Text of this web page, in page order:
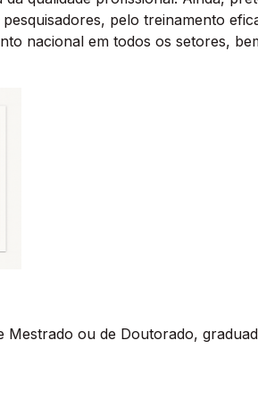
pelo treinamento
nacional em todos os setores,
ou de Doutorado,